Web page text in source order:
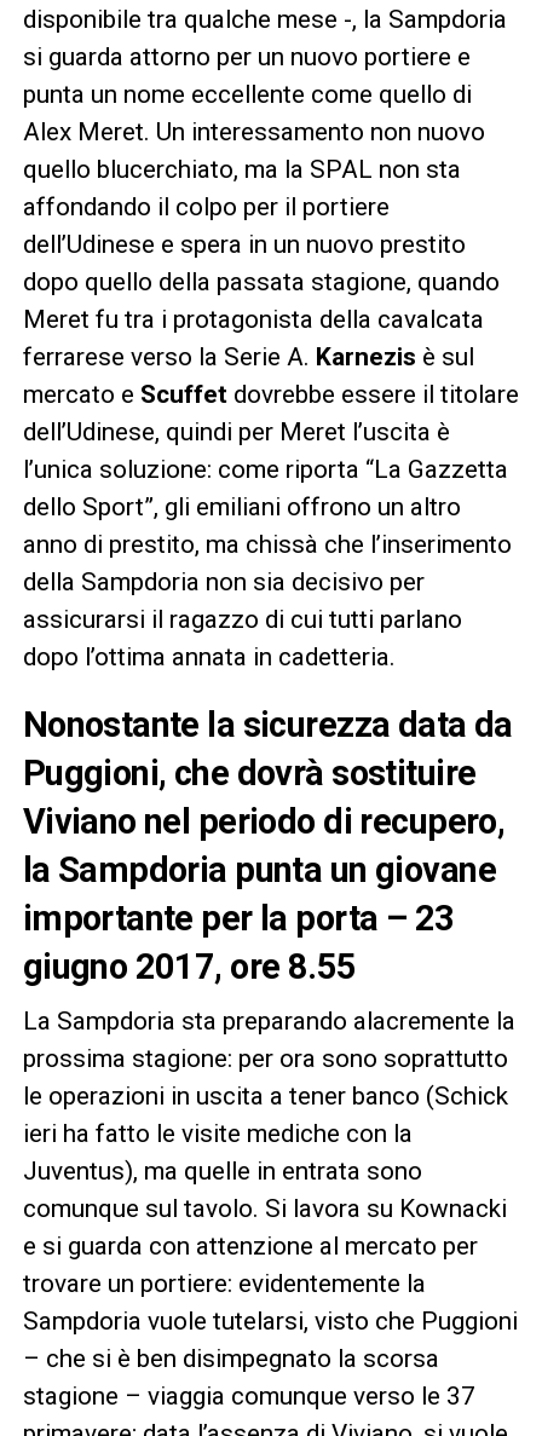
disponibile tra qualche mese -, la Sampdoria
si guarda attorno per un nuovo portiere e
punta un nome eccellente come quello di
Alex Meret. Un interessamento non nuovo
quello blucerchiato, ma la SPAL non sta
affondando il colpo per il portiere
dell’Udinese e spera in un nuovo prestito
dopo quello della passata stagione, quando
Meret fu tra i protagonista della cavalcata
ferrarese verso la Serie A. Karnezis è sul
mercato e Scuffetdovrebbe essere il titolare
dell’Udinese, quindi per Meret l’uscita è
l’unica soluzione: come riporta “La Gazzetta
dello Sport”, gli emiliani offrono un altro
anno di prestito, ma chissà che l’inserimento
della Sampdoria non sia decisivo per
assicurarsi il ragazzo di cui tutti parlano
dopo l’ottima annata in cadetteria.
Nonostante la sicurezza data da
Puggioni, che dovrà sostituire
Viviano nel periodo di recupero,
la Sampdoria punta un giovane
importante per la porta – 23
giugno 2017, ore 8.55
La Sampdoria sta preparando alacremente la
prossima stagione: per ora sono soprattutto
le operazioni in uscita a tener banco (Schick
ieri ha fatto le visite mediche con la
Juventus), ma quelle in entrata sono
comunque sul tavolo. Si lavora su Kownacki
e si guarda con attenzione al mercato per
trovare un portiere: evidentemente la
Sampdoria vuole tutelarsi, visto che Puggioni
– che si è ben disimpegnato la scorsa
stagione – viaggia comunque verso le 37